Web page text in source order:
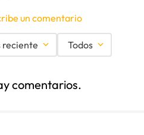
un comentario
reciente Todos
comentarios.